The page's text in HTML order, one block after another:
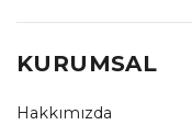
KURUMSAL
Hakkımızda